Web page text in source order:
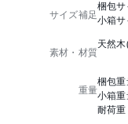
サイズ補足
梱包サ
小箱サ
素材・材質
天然
重量
梱包重
小箱重
耐荷重